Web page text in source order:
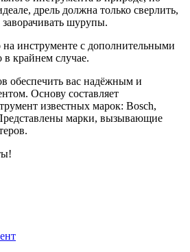
дрель должна только сверлить,
шурупы.
инструменте с дополнительными
в крайнем случае.
обеспечить вас надёжным и
Основу составляет
известных марок: Bosch,
марки, вызывающие